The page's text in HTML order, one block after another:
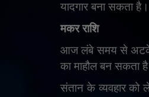
यादगार बना सकता है।
मकर राशि
आज लंबे समय से अटके
का माहौल बन सकता
संतान के व्यवहार को